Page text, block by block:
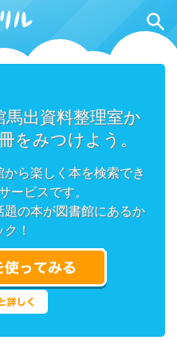
馬出資料整理室か
をみつけよう。
ら楽しく本を検索でき
ービスです。
題の本が図書館にあるか
！